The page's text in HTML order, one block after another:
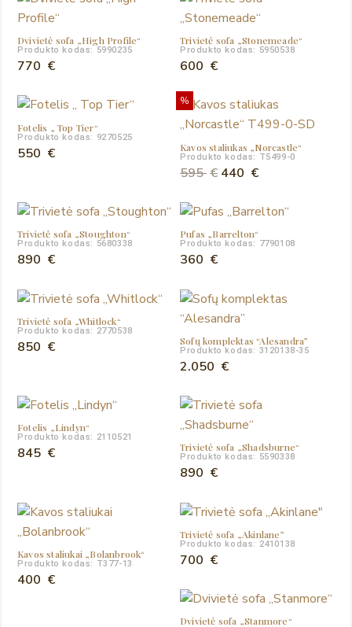
Dvivietė sofa „High Profile“
Produkto kodas: 5990235
770 €
Trivietė sofa „Stonemeade“
Produkto kodas: 5950538
600 €
Fotelis „ Top Tier“
Produkto kodas: 9270525
550 €
%
Kavos staliukas „Norcastle“
Produkto kodas: T5499-0
595€ Original
was:
595 €.
440 €Current
is:
Trivietė sofa „Stoughton“
Produkto kodas: 5680338
890 €
Pufas „Barrelton“
Produkto kodas: 7790108
360 €
Trivietė sofa „Whitlock“
Produkto kodas: 2770538
850 € Sofų komplektas “Alesandra”
Produkto kodas: 3120138-35
2.050 €
Fotelis „Lindyn“
Produkto kodas: 2110521
845 € Trivietė sofa „Shadsburne“
Produkto kodas: 5590338
890 €
Kavos staliukai „Bolanbrook“
Produkto kodas: T377-13
400 €
Trivietė sofa „Akinlane”
Produkto kodas: 2410138
700 €
Dvivietė sofa „Stanmore“